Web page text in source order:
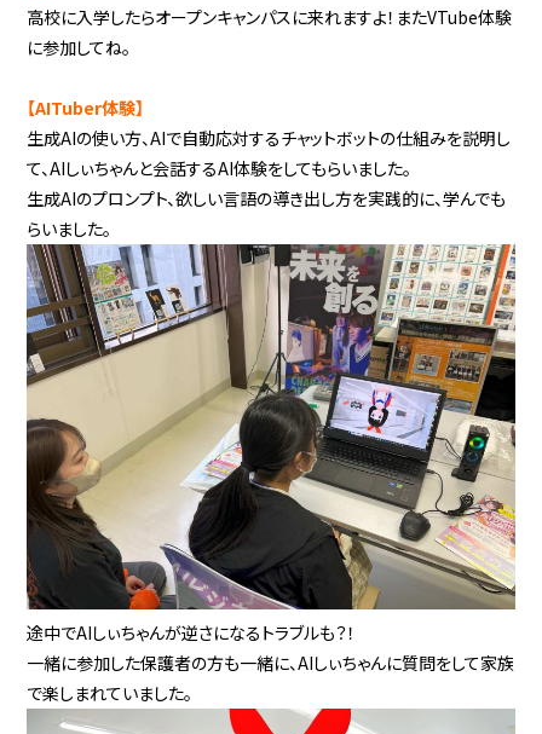
高校に入学したらオープンキャンパスに来れますよ！またVTube体験
に参加してね。
【AITuber体験】
生成AIの使い方、AIで自動応対するチャットボットの仕組みを説明し
て、AIしぃちゃんと会話するAI体験をしてもらいました。
生成AIのプロンプト、欲しい言語の導き出し方を実践的に、学んでも
らいました。
途中でAIしぃちゃんが逆さになるトラブルも？！
一緒に参加した保護者の方も一緒に、AIしぃちゃんに質問をして家族
で楽しまれていました。